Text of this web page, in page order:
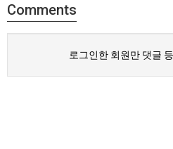
Comments
로그인한 회원만 댓글